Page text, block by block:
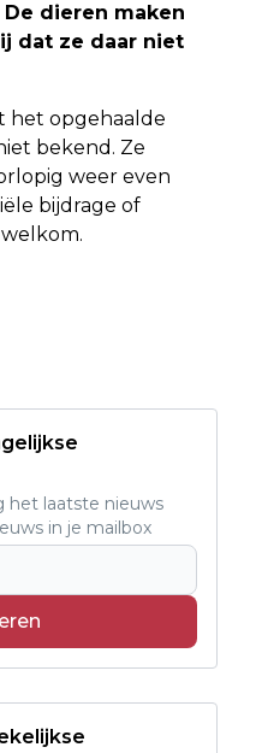
De dieren maken
dat ze daar niet
het opgehaalde
bekend. Ze
weer even
bijdrage of
het laatste nieuws
in je mailbox